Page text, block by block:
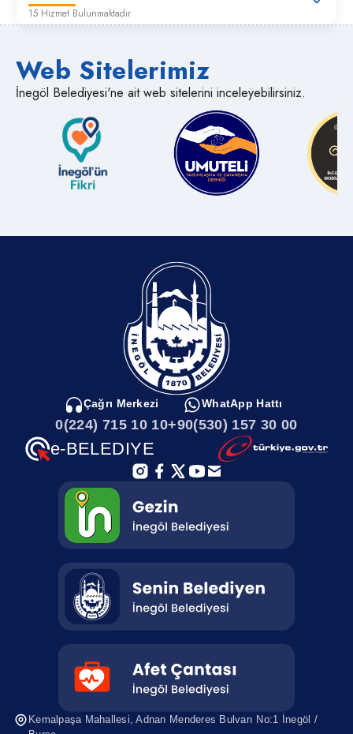
15 Hizmet Bulunmaktadır
Web Sitelerimiz
İnegöl Belediyesi'ne ait web sitelerini inceleyebilirsiniz.
Çağrı Merkezi
0(224) 715 10 10
WhatApp Hattı
+90(530) 157 30 00
e-BELEDIYE
Kemalpaşa Mahallesi, Adnan Menderes Bulvarı No:1 İnegöl /